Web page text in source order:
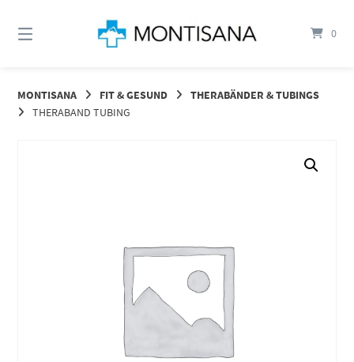
zum
0
MONTISANA FIT & GESUND
THERABÄNDER & TUBINGS
THERABAND TUBING